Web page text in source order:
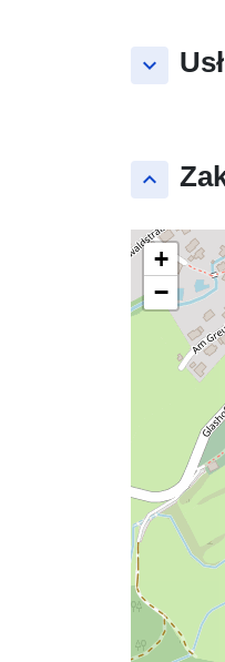
keyboard_arrow_down
keyboard_arrow_up
+
−